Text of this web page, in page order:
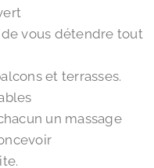
vous détendre tout
et terrasses.
un massage